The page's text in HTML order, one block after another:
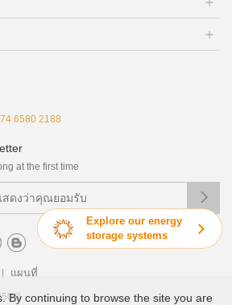
By continuing to browse the site you are
Explore our energy
storage systems
6580 2188
at the first time

| แผนที่
号